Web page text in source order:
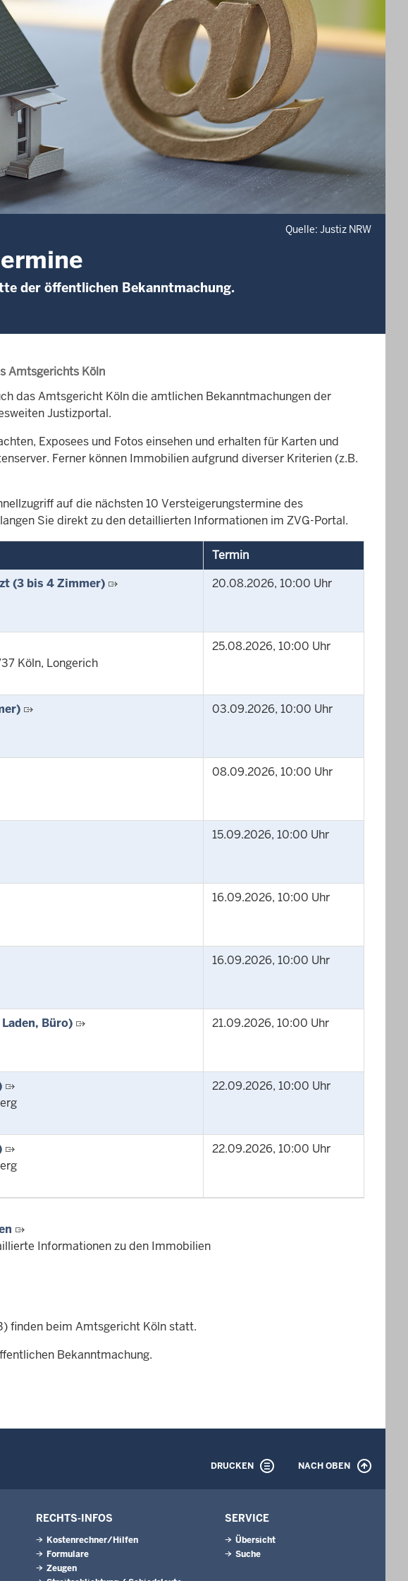
Quelle: Justiz NRW
der öffentlichen Bekanntmachung.
Amtsgerichts Köln
das Amtsgericht Köln die amtlichen Bekanntmachungen der
Justizportal.
Exposees und Fotos einsehen und erhalten für Karten und
Ferner können Immobilien aufgrund diverser Kriterien (z.B.
auf die nächsten 10 Versteigerungstermine des
Sie direkt zu den detaillierten Informationen im ZVG-Portal.
Termin
(3 bis 4 Zimmer)
20.08.2026, 10:00 Uhr
Köln, Longerich
25.08.2026, 10:00 Uhr
03.09.2026, 10:00 Uhr
08.09.2026, 10:00 Uhr
15.09.2026, 10:00 Uhr
16.09.2026, 10:00 Uhr
16.09.2026, 10:00 Uhr
Büro)
21.09.2026, 10:00 Uhr
22.09.2026, 10:00 Uhr
22.09.2026, 10:00 Uhr
Informationen zu den Immobilien
finden beim Amtsgericht Köln statt.
Bekanntmachung.
DRUCKEN NACH OBEN
RECHTS-INFOS
Kostenrechner/Hilfen
Formulare
Zeugen
SERVICE
Übersicht
Suche